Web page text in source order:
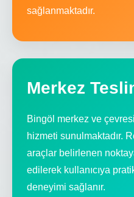
sağlanmaktadır.
Merkez
Bingöl merkez ve
hizmeti sunulmaktadır.
araçlar belirlenen
edilerek kullanıcıya
deneyimi sağlanır.